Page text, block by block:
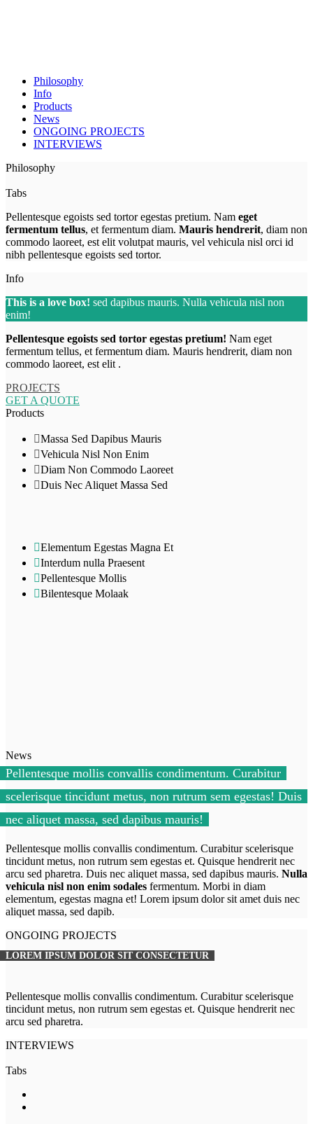
Philosophy
Info
Products
News
ONGOING PROJECTS
INTERVIEWS
Philosophy
Tabs
Pellentesque egoists sed tortor egestas pretium. Nam eget
fermentum tellus, et fermentum diam. Mauris hendrerit, diam non
commodo laoreet, est elit volutpat mauris, vel vehicula nisl orci id
nibh pellentesque egoists sed tortor.
Info
This is a love box! sed dapibus mauris. Nulla vehicula nisl non
enim!
Pellentesque egoists sed tortor egestas pretium! Nam eget
fermentum tellus, et fermentum diam. Mauris hendrerit, diam non
commodo laoreet, est elit .
PROJECTS
GET A QUOTE
Products
Massa Sed Dapibus Mauris
Vehicula Nisl Non Enim
Diam Non Commodo Laoreet
Duis Nec Aliquet Massa Sed
Elementum Egestas Magna Et
Interdum nulla Praesent
Pellentesque Mollis
Bilentesque Molaak
News
Pellentesque mollis convallis condimentum. Curabitur
scelerisque tincidunt metus, non rutrum sem egestas! Duis
nec aliquet massa, sed dapibus mauris!
Pellentesque mollis convallis condimentum. Curabitur scelerisque
tincidunt metus, non rutrum sem egestas et. Quisque hendrerit nec
arcu sed pharetra. Duis nec aliquet massa, sed dapibus mauris. Nulla
vehicula nisl non enim sodales fermentum. Morbi in diam
elementum, egestas magna et! Lorem ipsum dolor sit amet duis nec
aliquet massa, sed dapib.
ONGOING PROJECTS
LOREM IPSUM DOLOR SIT CONSECTETUR
Pellentesque mollis convallis condimentum. Curabitur scelerisque
tincidunt metus, non rutrum sem egestas et. Quisque hendrerit nec
arcu sed pharetra.
INTERVIEWS
Tabs